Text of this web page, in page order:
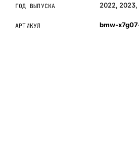
ГОД ВЫПУСКА 2022,
АРТИКУЛ bmw-